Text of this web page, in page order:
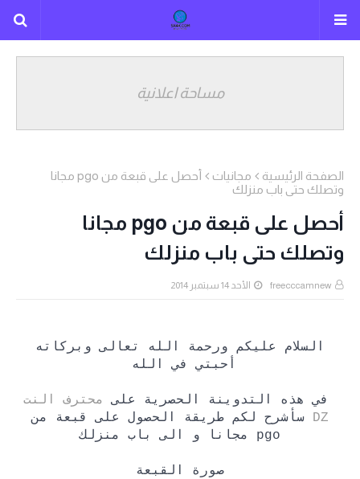
مساحة اعلانية
الصفحة الرئيسية مجانيات
أحصل على قبعة من pgo مجانا
وتصلك حتى باب منزلك
أحصل على قبعة من pgo مجانا
وتصلك حتى باب منزلك
freecccamnew الأحد 14 سبتمبر 2014
السلام عليكم ورحمة الله تعالى وبركاته
أحبتي في الله
في هذه التدوينة الحصرية على
محترف النت
DZ سأشرح لكم طريقة الحصول على قبعة من
pgo مجانا و الى باب منزلك
صورة القبعة